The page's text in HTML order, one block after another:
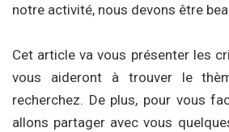
notre activité, nous devons être
Cet article va vous présenter les
vous aideront à trouver le
recherchez. De plus, pour vous
allons partager avec vous